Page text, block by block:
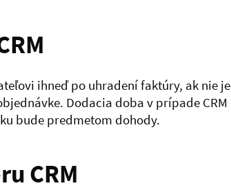
ihneď po uhradení faktúry, ak nie je
Dodacia doba v prípade CRM
bude predmetom dohody.
CRM